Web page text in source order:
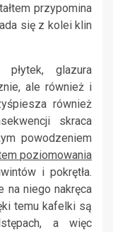
przypomina
się z kolei klin
płytek, glazura
ale również i
również
skraca
powodzeniem
poziomowania
i pokrętła.
na niego nakręca
temu kafelki są
a więc